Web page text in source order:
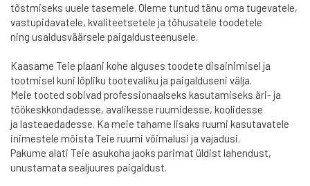
tõstmiseks uuele tasemele. Oleme tuntud tänu oma tugevatele,
vastupidavatele, kvaliteetsetele ja tõhusatele toodetele
ning usaldusväärsele paigaldusteenusele.
Kaasame Teie plaani kohe alguses toodete disainimisel ja
tootmisel kuni lõpliku tootevaliku ja paigalduseni välja.
Meie tooted sobivad professionaalseks kasutamiseks äri- ja
töökeskkondadesse, avalikesse ruumidesse, koolidesse
ja lasteaedadesse. Ka meie tahame lisaks ruumi kasutavatele
inimestele mõista Teie ruumi võimalusi ja vajadusi.
Pakume alati Teie asukoha jaoks parimat üldist lahendust,
unustamata sealjuures paigaldust.